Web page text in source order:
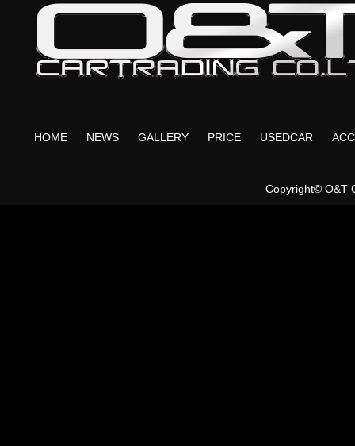
HOME NEWS GALLERY PRICE USEDCAR
Copyright©O&T